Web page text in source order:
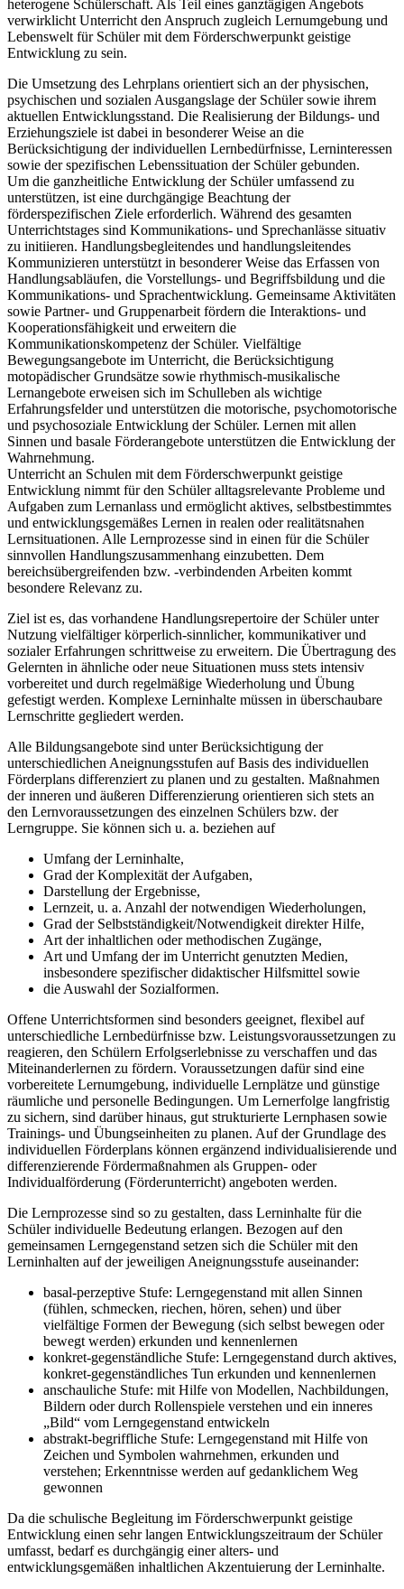
heterogene Schülerschaft. Als Teil eines ganztägigen Angebots
verwirklicht Unterricht den Anspruch zugleich Lernumgebung und
Lebenswelt für Schüler mit dem Förderschwerpunkt geistige
Entwicklung zu sein.
Die Umsetzung des Lehrplans orientiert sich an der physischen,
psychischen und sozialen Ausgangslage der Schüler sowie ihrem
aktuellen Entwicklungsstand. Die Realisierung der Bildungs- und
Erziehungsziele ist dabei in besonderer Weise an die
Berücksichtigung der individuellen Lernbedürfnisse, Lerninteressen
sowie der spezifischen Lebenssituation der Schüler gebunden.
Um die ganzheitliche Entwicklung der Schüler umfassend zu
unterstützen, ist eine durchgängige Beachtung der
förderspezifischen Ziele erforderlich. Während des gesamten
Unterrichtstages sind Kommunikations- und Sprechanlässe situativ
zu initiieren. Handlungsbegleitendes und handlungsleitendes
Kommunizieren unterstützt in besonderer Weise das Erfassen von
Handlungsabläufen, die Vorstellungs- und Begriffsbildung und die
Kommunikations- und Sprachentwicklung. Gemeinsame Aktivitäten
sowie Partner- und Gruppenarbeit fördern die Interaktions- und
Kooperationsfähigkeit und erweitern die
Kommunikationskompetenz der Schüler. Vielfältige
Bewegungsangebote im Unterricht, die Berücksichtigung
motopädischer Grundsätze sowie rhythmisch-musikalische
Lernangebote erweisen sich im Schulleben als wichtige
Erfahrungsfelder und unterstützen die motorische, psychomotorische
und psychosoziale Entwicklung der Schüler. Lernen mit allen
Sinnen und basale Förderangebote unterstützen die Entwicklung der
Wahrnehmung.
Unterricht an Schulen mit dem Förderschwerpunkt geistige
Entwicklung nimmt für den Schüler alltagsrelevante Probleme und
Aufgaben zum Lernanlass und ermöglicht aktives, selbstbestimmtes
und entwicklungsgemäßes Lernen in realen oder realitätsnahen
Lernsituationen. Alle Lernprozesse sind in einen für die Schüler
sinnvollen Handlungszusammenhang einzubetten. Dem
bereichsübergreifenden bzw. -verbindenden Arbeiten kommt
besondere Relevanz zu.
Ziel ist es, das vorhandene Handlungsrepertoire der Schüler unter
Nutzung vielfältiger körperlich-sinnlicher, kommunikativer und
sozialer Erfahrungen schrittweise zu erweitern. Die Übertragung des
Gelernten in ähnliche oder neue Situationen muss stets intensiv
vorbereitet und durch regelmäßige Wiederholung und Übung
gefestigt werden. Komplexe Lerninhalte müssen in überschaubare
Lernschritte gegliedert werden.
Alle Bildungsangebote sind unter Berücksichtigung der
unterschiedlichen Aneignungsstufen auf Basis des individuellen
Förderplans differenziert zu planen und zu gestalten. Maßnahmen
der inneren und äußeren Differenzierung orientieren sich stets an
den Lernvoraussetzungen des einzelnen Schülers bzw. der
Lerngruppe. Sie können sich u. a. beziehen auf
Umfang der Lerninhalte,
Grad der Komplexität der Aufgaben,
Darstellung der Ergebnisse,
Lernzeit, u. a. Anzahl der notwendigen Wiederholungen,
Grad der Selbstständigkeit/Notwendigkeit direkter Hilfe,
Art der inhaltlichen oder methodischen Zugänge,
Art und Umfang der im Unterricht genutzten Medien,
insbesondere spezifischer didaktischer Hilfsmittel sowie
die Auswahl der Sozialformen.
Offene Unterrichtsformen sind besonders geeignet, flexibel auf
unterschiedliche Lernbedürfnisse bzw. Leistungsvoraussetzungen zu
reagieren, den Schülern Erfolgserlebnisse zu verschaffen und das
Miteinanderlernen zu fördern. Voraussetzungen dafür sind eine
vorbereitete Lernumgebung, individuelle Lernplätze und günstige
räumliche und personelle Bedingungen. Um Lernerfolge langfristig
zu sichern, sind darüber hinaus, gut strukturierte Lernphasen sowie
Trainings- und Übungseinheiten zu planen. Auf der Grundlage des
individuellen Förderplans können ergänzend individualisierende und
differenzierende Fördermaßnahmen als Gruppen- oder
Individualförderung (Förderunterricht) angeboten werden.
Die Lernprozesse sind so zu gestalten, dass Lerninhalte für die
Schüler individuelle Bedeutung erlangen. Bezogen auf den
gemeinsamen Lerngegenstand setzen sich die Schüler mit den
Lerninhalten auf der jeweiligen Aneignungsstufe auseinander:
basal-perzeptive Stufe: Lerngegenstand mit allen Sinnen
(fühlen, schmecken, riechen, hören, sehen) und über
vielfältige Formen der Bewegung (sich selbst bewegen oder
bewegt werden) erkunden und kennenlernen
konkret-gegenständliche Stufe: Lerngegenstand durch aktives,
konkret-gegenständliches Tun erkunden und kennenlernen
anschauliche Stufe: mit Hilfe von Modellen, Nachbildungen,
Bildern oder durch Rollenspiele verstehen und ein inneres
„Bild“ vom Lerngegenstand entwickeln
abstrakt-begriffliche Stufe: Lerngegenstand mit Hilfe von
Zeichen und Symbolen wahrnehmen, erkunden und
verstehen; Erkenntnisse werden auf gedanklichem Weg
gewonnen
Da die schulische Begleitung im Förderschwerpunkt geistige
Entwicklung einen sehr langen Entwicklungszeitraum der Schüler
umfasst, bedarf es durchgängig einer alters- und
entwicklungsgemäßen inhaltlichen Akzentuierung der Lerninhalte.